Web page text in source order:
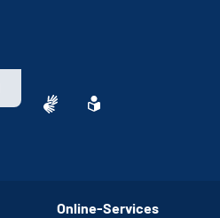
Online-Services